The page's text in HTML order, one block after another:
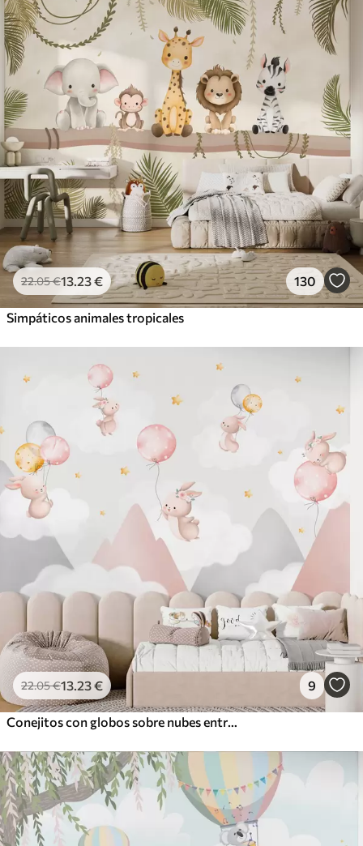
22.05€13.23€ 130
Simpáticos animales tropicales
22.05€13.23€ 9
Conejitos con globos sobre nubes entre picos montañosos